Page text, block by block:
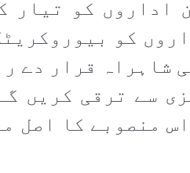
اداروں کو تیار
کو
شاہراہ قرار دے
سے ترقی کریں
منصوبے کا اصل